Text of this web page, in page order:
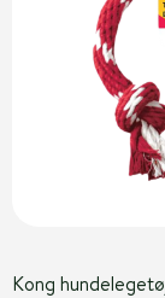
Kong